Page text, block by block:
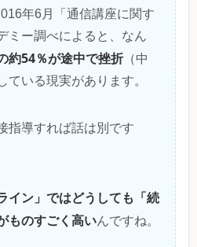
年6月「通信講座に関す
ミー調べによると、なん
約54％が途中で挫折 （中
ている現実があります。
指導すれば話は別です
イン」ではどうしても「続
ものすごく高いんですね。